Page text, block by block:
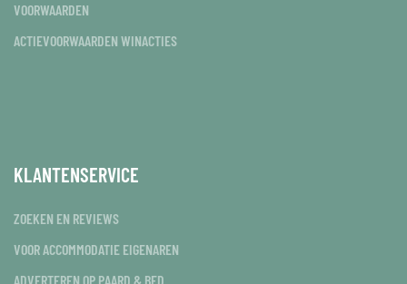
VOORWAARDEN
ACTIEVOORWAARDEN WINACTIES
KLANTENSERVICE
ZOEKEN EN REVIEWS
VOOR ACCOMMODATIE EIGENAREN
ADVERTEREN OP PAARD & BED